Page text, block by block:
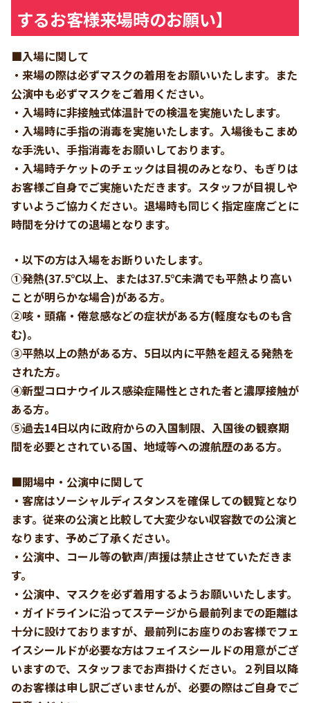
するお客様来場時のお願い】
■入場に関して
・来場の際は必ずマスクの着用をお願いいたします。また
公演中も必ずマスクをご着用ください。
・入場時に非接触式体温計での検温を実施いたします。
・入場時に手指の消毒を実施いたします。入場後もこまめ
な手洗い、手指消毒をお願いしております。
・入場時チケットのチェックは目視のみとなり、もぎりは
お客様ご自身でご実施いただきます。スタッフが目視しや
すいようご協力ください。退場時も同じく指定座席ごとに
時間を分けての退場となります。
・以下の方は入場をお断りいたします。
①発熱(37.5℃以上、または37.5℃未満でも平熱より高い
ことが明らかな場合)がある方。
②咳・頭痛・倦怠感などの症状がある方(軽度なものも含
む)。
③平熱以上の熱がある方、5日以内に平熱を超える発熱を
された方。
④新型コロナウイルス感染症陽性とされた者と濃厚接触が
ある方。
⑤過去14日以内に政府からの入国制限、入国後の観察期
間を必要とされている国、地域等への渡航歴のある方。
■開場中・公演中に関して
・客席はソーシャルディスタンスを確保しての観覧となり
ます。従来の公演と比較して大変少ない収容数での公演と
なります、予めご了承ください。
・公演中、コール等の歓声/声援は禁止させていただきま
す。
・公演中、マスクを必ず着用するようお願いいたします。
・ガイドラインに沿ってステージから最前列までの距離は
十分に設けておりますが、最前列にお座りのお客様でフェ
イスシールドが必要な方はフェイスシールドの用意がござ
いますので、スタッフまでお声掛けください。２列目以降
のお客様は申し訳ございませんが、必要の際はご自身でご